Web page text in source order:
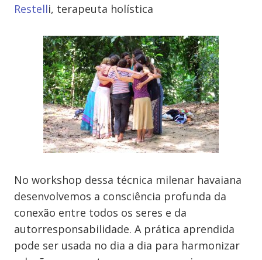
Restelli, terapeuta holística
No workshop dessa técnica milenar havaiana
desenvolvemos a consciência profunda da
conexão entre todos os seres e da
autorresponsabilidade. A prática aprendida
pode ser usada no dia a dia para harmonizar